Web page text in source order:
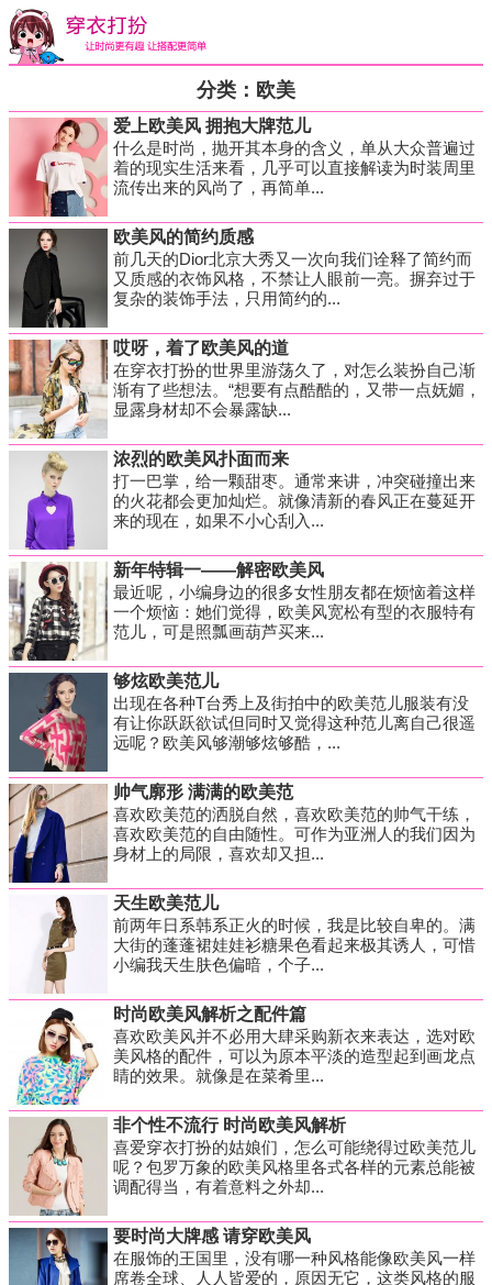
分类：欧美
爱上欧美风 拥抱大牌范儿
什么是时尚，抛开其本身的含义，单从大众普遍过
着的现实生活来看，几乎可以直接解读为时装周里
流传出来的风尚了，再简单...
欧美风的简约质感
前几天的Dior北京大秀又一次向我们诠释了简约而
又质感的衣饰风格，不禁让人眼前一亮。摒弃过于
复杂的装饰手法，只用简约的...
哎呀，着了欧美风的道
在穿衣打扮的世界里游荡久了，对怎么装扮自己渐
渐有了些想法。“想要有点酷酷的，又带一点妩媚，
显露身材却不会暴露缺...
浓烈的欧美风扑面而来
打一巴掌，给一颗甜枣。通常来讲，冲突碰撞出来
的火花都会更加灿烂。就像清新的春风正在蔓延开
来的现在，如果不小心刮入...
新年特辑一——解密欧美风
最近呢，小编身边的很多女性朋友都在烦恼着这样
一个烦恼：她们觉得，欧美风宽松有型的衣服特有
范儿，可是照瓢画葫芦买来...
够炫欧美范儿
出现在各种T台秀上及街拍中的欧美范儿服装有没
有让你跃跃欲试但同时又觉得这种范儿离自己很遥
远呢？欧美风够潮够炫够酷，...
帅气廓形 满满的欧美范
喜欢欧美范的洒脱自然，喜欢欧美范的帅气干练，
喜欢欧美范的自由随性。可作为亚洲人的我们因为
身材上的局限，喜欢却又担...
天生欧美范儿
前两年日系韩系正火的时候，我是比较自卑的。满
大街的蓬蓬裙娃娃衫糖果色看起来极其诱人，可惜
小编我天生肤色偏暗，个子...
时尚欧美风解析之配件篇
喜欢欧美风并不必用大肆采购新衣来表达，选对欧
美风格的配件，可以为原本平淡的造型起到画龙点
睛的效果。就像是在菜肴里...
非个性不流行 时尚欧美风解析
喜爱穿衣打扮的姑娘们，怎么可能绕得过欧美范儿
呢？包罗万象的欧美风格里各式各样的元素总能被
调配得当，有着意料之外却...
要时尚大牌感 请穿欧美风
在服饰的王国里，没有哪一种风格能像欧美风一样
席卷全球、人人皆爱的，原因无它，这类风格的服